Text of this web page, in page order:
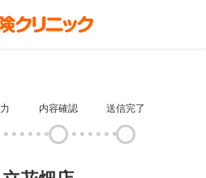
内容確認 送信完了